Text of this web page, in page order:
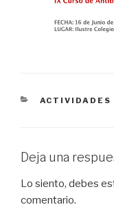
CATEGORÍAS
ACTIVIDADES
Deja una
Lo siento, debes
comentario.